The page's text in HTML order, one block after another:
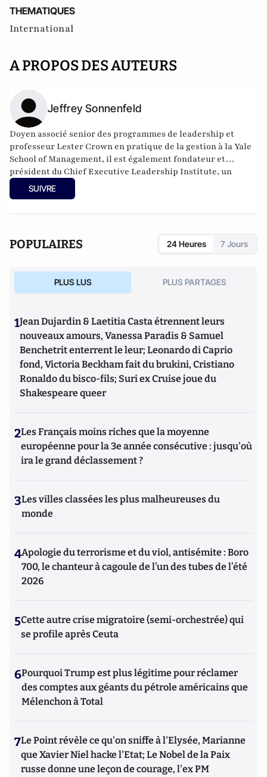
THEMATIQUES
International
A PROPOS DES AUTEURS
Jeffrey Sonnenfeld
Doyen associé senior des programmes de leadership et
professeur Lester Crown en pratique de la gestion à la Yale
School of Management, il est également fondateur et
président du Chief Executive Leadership Institute, un
institut d'éducation et de recherche à but non lucratif axé
sur le leadership des PDG et la gouvernance d'entreprise.
SUIVRE
POPULAIRES 24 Heures 7 Jours
PLUS LUS PLUS PARTAGES
1Jean Dujardin & Laetitia Casta étrennent leurs
nouveaux amours, Vanessa Paradis & Samuel
Benchetrit enterrent le leur; Leonardo di Caprio
fond, Victoria Beckham fait du brukini, Cristiano
Ronaldo du bisco-fils; Suri ex Cruise joue du
Shakespeare queer
2Les Français moins riches que la moyenne
européenne pour la 3e année consécutive : jusqu'où
ira le grand déclassement ?
3Les villes classées les plus malheureuses du
monde
4Apologie du terrorisme et du viol, antisémite : Boro
700, le chanteur à cagoule de l’un des tubes de l’été
2026
5Cette autre crise migratoire (semi-orchestrée) qui
se profile après Ceuta
6Pourquoi Trump est plus légitime pour réclamer
des comptes aux géants du pétrole américains que
Mélenchon à Total
7Le Point révèle ce qu'on sniffe à l'Elysée, Marianne
que Xavier Niel hacke l'Etat; Le Nobel de la Paix
russe donne une leçon de courage, l'ex PM